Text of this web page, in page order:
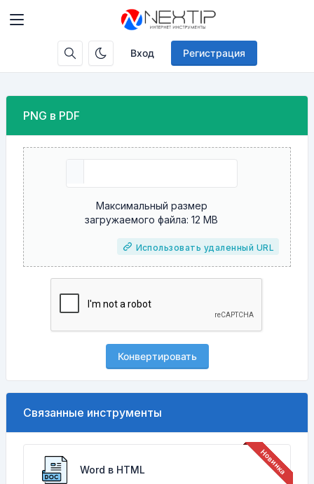
Вход Регистрация
PNG в PDF
Максимальный размер
загружаемого файла: 12 MB
Использовать удаленный URL
Конвертировать
Связанные инструменты
Word в HTML